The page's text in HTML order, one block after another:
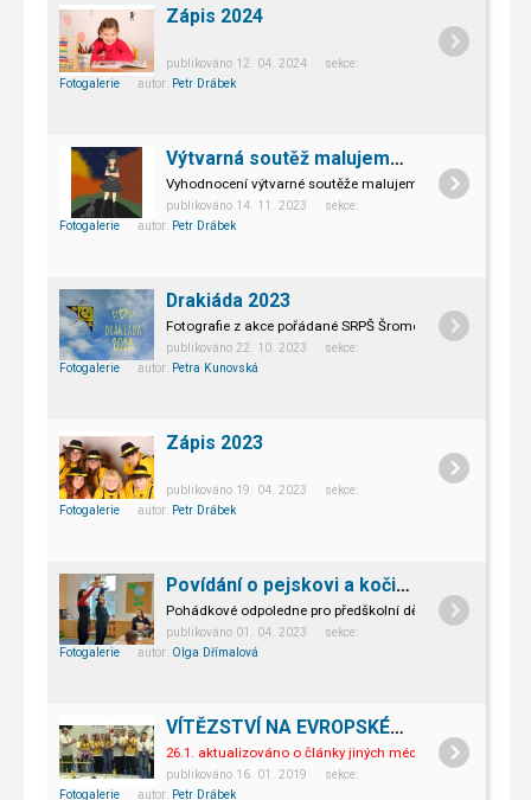
Zápis 2024
publikováno 12. 04. 2024 sekce:
Fotogalerie autor: Petr Drábek
Výtvarná soutěž malujeme myší 2023
Vyhodnocení výtvarné soutěže malujeme myší
publikováno 14. 11. 2023 sekce:
Fotogalerie autor: Petr Drábek
Drakiáda 2023
Fotografie z akce pořádané SRPŠ Šromotovo.
publikováno 22. 10. 2023 sekce:
Fotogalerie autor: Petra Kunovská
Zápis 2023
publikováno 19. 04. 2023 sekce:
Fotogalerie autor: Petr Drábek
Povídání o pejskovi a kočičce
Pohádkové odpoledne pro předškolní děti, biudoucí
publikováno 01. 04. 2023 sekce:
Fotogalerie autor: Olga Dřímalová
VÍTĚZSTVÍ NA EVROPSKÉM MISTROVSTVÍ VEX IQ ROBOTICS VE FINSKU
26.1. aktualizováno o články jiných médií. Naši žáci se
publikováno 16. 01. 2019 sekce:
Fotogalerie autor: Petr Drábek